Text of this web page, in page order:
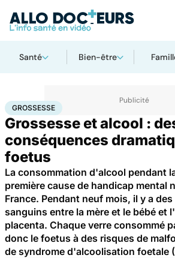
Santé Bien-être
AccueilFamille Grossesse Grossesse
GROSSESSE
Grossesse et alcool :
conséquences
foetus
La consommation d'alcool pendant
première cause de handicap mental
France. Pendant neuf mois, il y a
sanguins entre la mère et le bébé et
placenta. Chaque verre consommé
donc le foetus à des risques de
de syndrome d'alcoolisation foetale